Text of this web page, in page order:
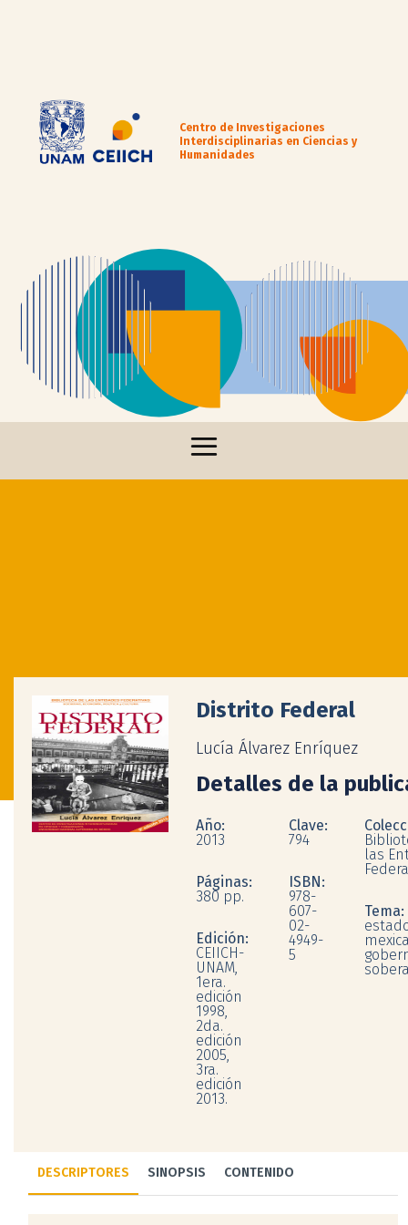
Centro de Investigaciones
Interdisciplinarias en Ciencias y
Humanidades
Distrito Federal
Lucía Álvarez Enríquez
Detalles de la
Año:
2013
Páginas:
380 pp.
Edición:
CEIICH-
UNAM,
1era.
edición
1998,
2da.
edición
2005,
3ra.
edición
2013.
Clave:
794
ISBN:
978-
607-
02-
4949-
5
las
Tema:
DESCRIPTORES SINOPSIS CONTENIDO